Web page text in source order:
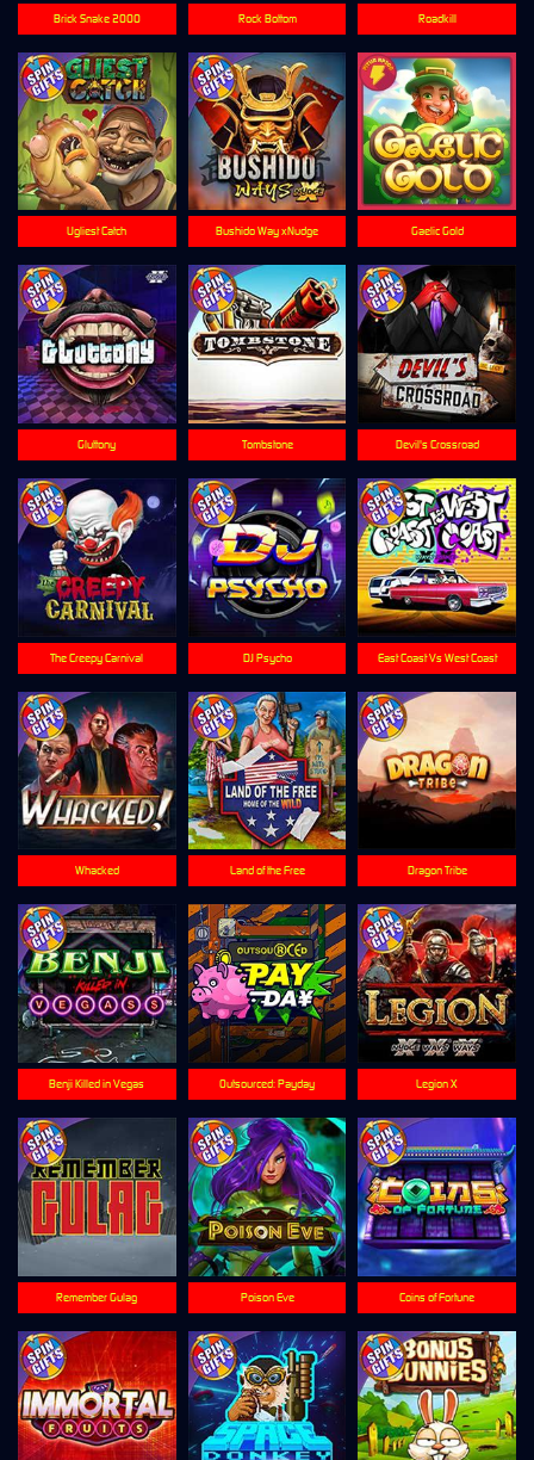
Outsourced: Payday
Roadkill
Rock Bottom
Land of the Free
Brick Snake 2000
Benji Killed in Vegas
Poison Eve
Devil's Crossroad
Dragon Tribe
Coins of Fortune
Gluttony
Legion X
DJ Psycho
Tombstone
Gaelic Gold
East Coast Vs West Coast
The Creepy Carnival
Whacked
Remember Gulag
Bushido Way xNudge
Ugliest Catch